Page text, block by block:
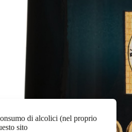
di alcolici (nel proprio
sito